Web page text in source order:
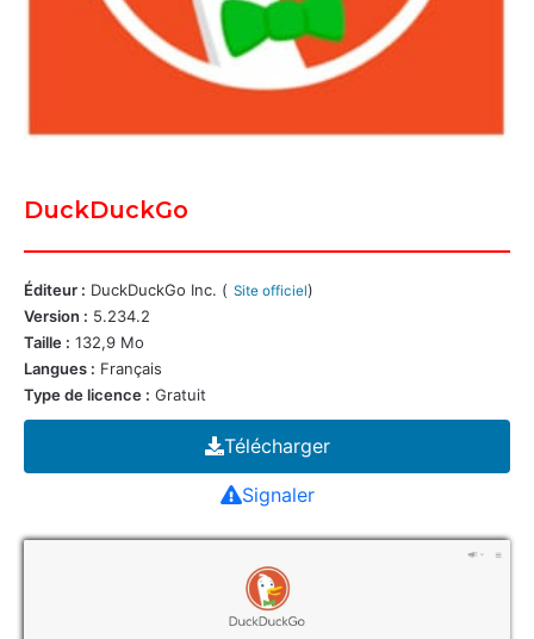
DuckDuckGo
Éditeur : DuckDuckGo Inc. ( Site officiel)
Version : 5.234.2
Taille : 132,9 Mo
Langues : Français
Type de licence : Gratuit
Télécharger
Signaler